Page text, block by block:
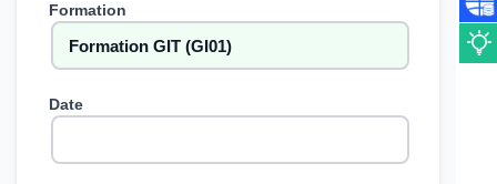
Formation
Date